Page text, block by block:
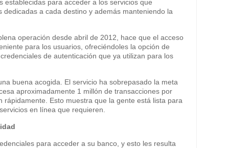
establecidas para acceder a los servicios que
a cada destino y además manteniendo la
operación desde abril de 2012, hace que el acceso
para los usuarios, ofreciéndoles la opción de
de autenticación que ya utilizan para los
buena acogida. El servicio ha sobrepasado la meta
aproximadamente 1 millón de transacciones por
Esto muestra que la gente está lista para
en línea que requieren.
para acceder a su banco, y esto les resulta